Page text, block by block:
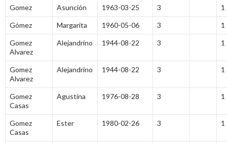
Gomez Asunción 1963-03-25 3 1
Gómez Margarita 1960-05-06 3 1
Gomez
Alvarez
Alejandrino 1944-08-22 3 1
Gomez
Alvarez
Alejandrino 1944-08-22 3 1
Gomez
Casas
Agustina 1976-08-28 3 1
Gomez
Casas
Ester 1980-02-26 3 1